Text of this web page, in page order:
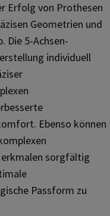
Erfolg von Prothesen
Geometrien und
Die 5-Achsen-
individuell
Ebenso können
sorgfältig
Passform zu